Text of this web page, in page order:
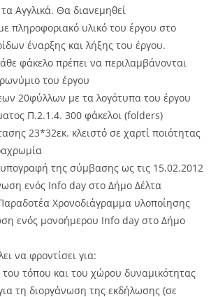
Αγγλικά. Θα διανεμηθεί
πληροφοριακό υλικό του έργου στο
έναρξης και λήξης του έργου.
φάκελο πρέπει να περιλαμβάνονται
του έργου
20φύλλων με τα λογότυπα του έργου
Π.2.1.4. 300 φάκελοι (folders)
23*32εκ. κλειστό σε χαρτί ποιότητας
της σύμβασης ως τις 15.02.2012
ενός Info day στο Δήμο Δέλτα
Χρονοδιάγραμμα υλοποίησης
ενός μονοήμερου Ιnfo day στο Δήμο
να φροντίσει για:
του τόπου και του χώρου δυναμικότητας
τη διοργάνωση της εκδήλωσης (σε